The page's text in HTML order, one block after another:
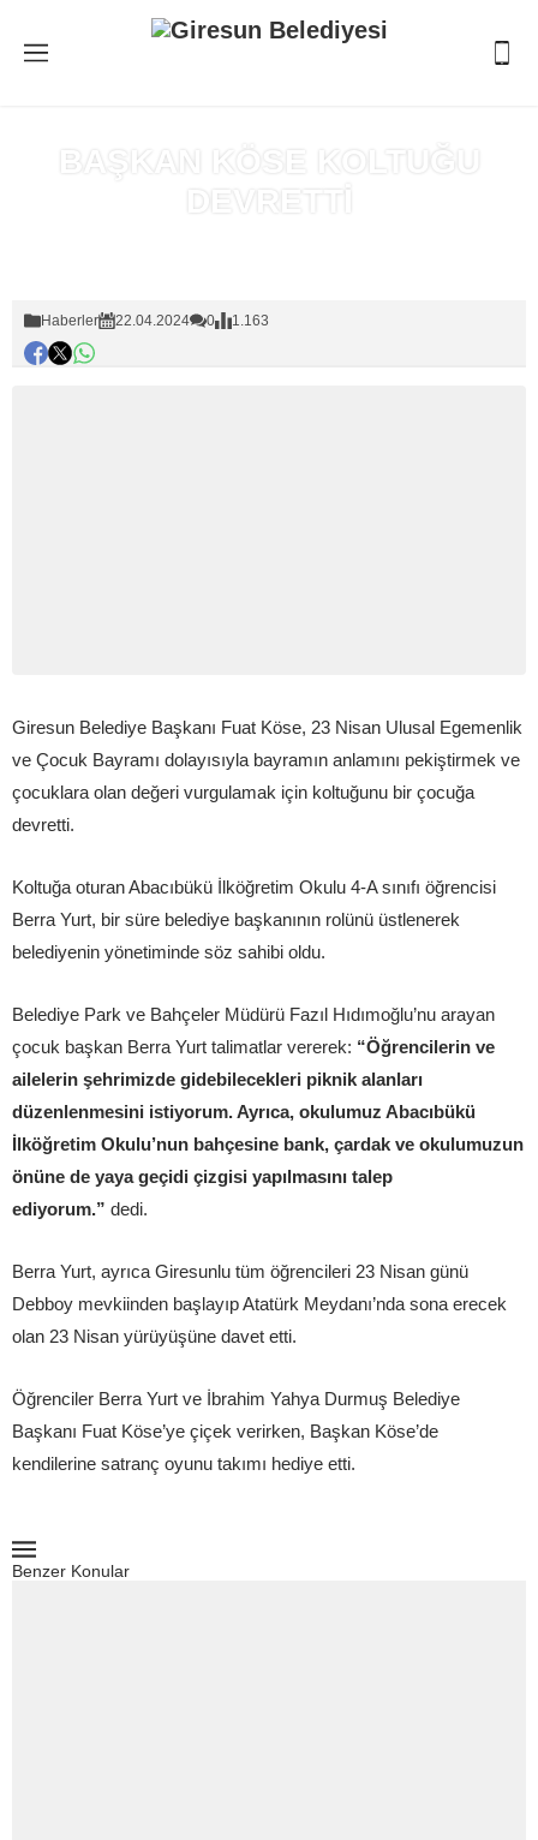
BAŞKAN KÖSE KOLTUĞU
DEVRETTİ
Haberler 22.04.2024 0 1.163
Giresun Belediye Başkanı Fuat Köse, 23 Nisan Ulusal Egemenlik
ve Çocuk Bayramı dolayısıyla bayramın anlamını pekiştirmek ve
çocuklara olan değeri vurgulamak için koltuğunu bir çocuğa
devretti.
Koltuğa oturan Abacıbükü İlköğretim Okulu 4-A sınıfı öğrencisi
Berra Yurt, bir süre belediye başkanının rolünü üstlenerek
belediyenin yönetiminde söz sahibi oldu.
Belediye Park ve Bahçeler Müdürü Fazıl Hıdımoğlu’nu arayan
çocuk başkan Berra Yurt talimatlar vererek: “Öğrencilerin ve
ailelerin şehrimizde gidebilecekleri piknik alanları
düzenlenmesini istiyorum. Ayrıca, okulumuz Abacıbükü
İlköğretim Okulu’nun bahçesine bank, çardak ve okulumuzun
önüne de yaya geçidi çizgisi yapılmasını talep
ediyorum.” dedi.
Berra Yurt, ayrıca Giresunlu tüm öğrencileri 23 Nisan günü
Debboy mevkiinden başlayıp Atatürk Meydanı’nda sona erecek
olan 23 Nisan yürüyüşüne davet etti.
Öğrenciler Berra Yurt ve İbrahim Yahya Durmuş Belediye
Başkanı Fuat Köse’ye çiçek verirken, Başkan Köse’de
kendilerine satranç oyunu takımı hediye etti.
Benzer Konular